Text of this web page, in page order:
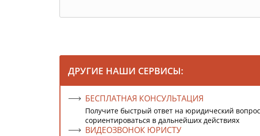
ДРУГИЕ НАШИ СЕРВИСЫ:
БЕСПЛАТНАЯ КОНСУЛЬТАЦИЯ
Получите быстрый ответ на юридический
сориентироваться в дальнейших действиях
ВИДЕОЗВОНОК ЮРИСТУ